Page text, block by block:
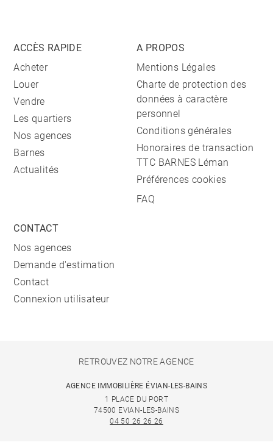
ACCÈS RAPIDE
Acheter
Louer
Vendre
Les quartiers
Nos agences
Barnes
Actualités
A PROPOS
Mentions Légales
Charte de protection des
données à caractère
personnel
Conditions générales
Honoraires de transaction
TTC BARNES Léman
Préférences cookies
FAQ
CONTACT
Nos agences
Demande d'estimation
Contact
Connexion utilisateur
RETROUVEZ NOTRE AGENCE
AGENCE IMMOBILIÈRE ÉVIAN-LES-BAINS
1 PLACE DU PORT
74500 EVIAN-LES-BAINS
04 50 26 26 26